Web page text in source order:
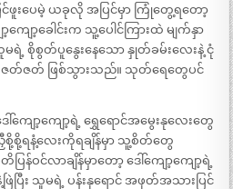
ဖူးပေမဲ့ ယခုလို အပြင်မှာ ကြုံတွေ့ရတော့
ျော့ခေါင်းက သူ့ပေါင်ကြားထဲ မျက်နှာ
စိုစွတ်ပူနွေးနေသော နှုတ်ခမ်းလေးနဲ့ ငုံ
တ်ဇတ် ဖြစ်သွားသည်။ သုတ်ရေတွေပင်
ျော့ကျော့ရဲ့ ရွှေရောင်အမွေးနုလေးတွေ
ရနံ့လေးကိုရချိန်မှာ သူ့စိတ်တွေ
ဝင်လာချိန်မှာတော့ ဒေါ်ကျော့ကျော့ရဲ့
း သူမရဲ့ ပန်းနုရောင် အဖုတ်အသားပြင်